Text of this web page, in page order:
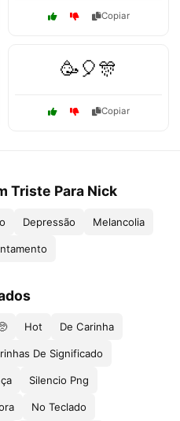
Copiar
🥳🎈🎊
Copiar
Triste Para Nick
Depressão Melancolia
Hot De Carinha
De Significado
Silencio Png
No Teclado